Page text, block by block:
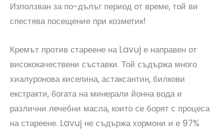
Използван за по-дълъг период от време, той ви
спестява посещение при козметик!
Кремът против стареене на Lavuj е направен от
висококачествени съставки. Той съдържа много
хиалуронова киселина, астаксантин, билкови
екстракти, богата на минерали йонна вода и
различни лечебни масла, които се борят с процеса
на стареене. Lavuj не съдържа хормони и е 97%